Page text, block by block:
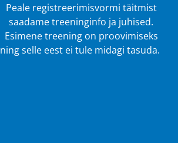
Peale registreerimisvormi täitmist
saadame treeninginfo ja juhised.
Esimene treening on proovimiseks
ning selle eest ei tule midagi tasuda.